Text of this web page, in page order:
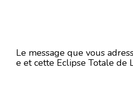
Le message que vous
e et cette Eclipse Totale de